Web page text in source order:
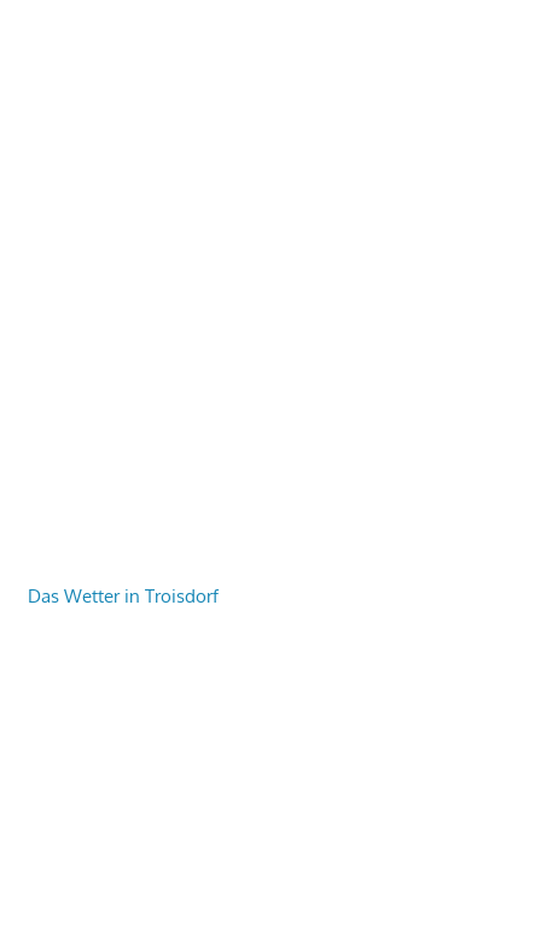
Das Wetter in Troisdorf